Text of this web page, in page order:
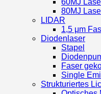
60MJ
80MJ
LIDAR
1,5 μm
Diodenlaser
Stapel
Faser
Single
Strukturiertes